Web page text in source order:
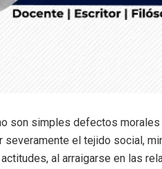
son simples defectos
severamente el tejido social,
al arraigarse en las